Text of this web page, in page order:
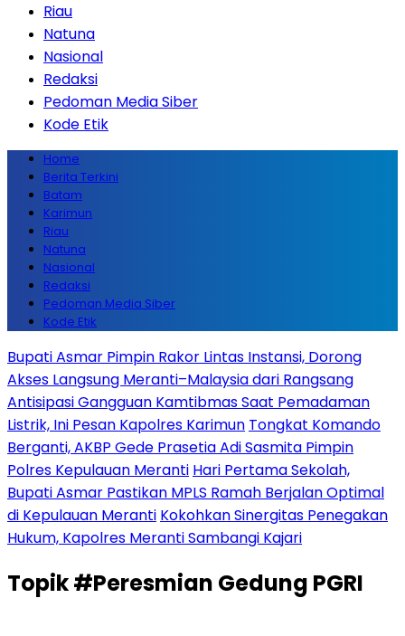
Riau
Natuna
Nasional
Redaksi
Pedoman Media Siber
Kode Etik
Home
Berita Terkini
Batam
Karimun
Riau
Natuna
Nasional
Redaksi
Pedoman Media Siber
Kode Etik
Bupati Asmar Pimpin Rakor Lintas Instansi, Dorong
Akses Langsung Meranti–Malaysia dari Rangsang
Antisipasi Gangguan Kamtibmas Saat Pemadaman
Listrik, Ini Pesan Kapolres Karimun Tongkat Komando
Berganti, AKBP Gede Prasetia Adi Sasmita Pimpin
Polres Kepulauan Meranti Hari Pertama Sekolah,
Bupati Asmar Pastikan MPLS Ramah Berjalan Optimal
di Kepulauan Meranti Kokohkan Sinergitas Penegakan
Hukum, Kapolres Meranti Sambangi Kajari
Topik#Peresmian Gedung PGRI